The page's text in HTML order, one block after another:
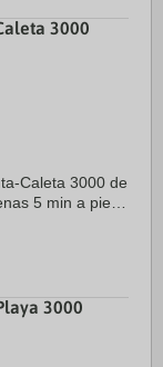
3000
Caleta 3000 de
5 min a pie
la ...
3000